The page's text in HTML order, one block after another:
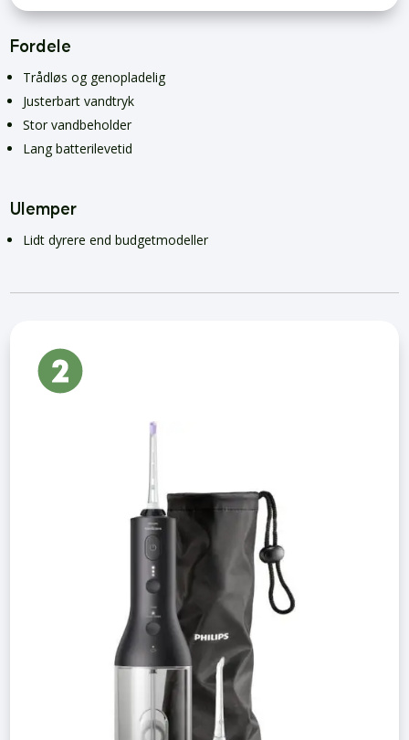
Fordele
Trådløs og genopladelig
Justerbart vandtryk
Stor vandbeholder
Lang batterilevetid
Ulemper
Lidt dyrere end budgetmodeller